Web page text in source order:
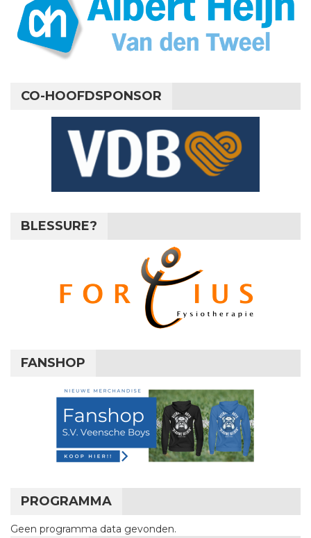
CO-HOOFDSPONSOR
BLESSURE?
FANSHOP
PROGRAMMA
Geen programma data gevonden.